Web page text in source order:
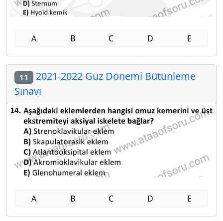
A B C D E
11 2021-2022 Güz Dönemi Bütünleme
Sınavı
A B C D E